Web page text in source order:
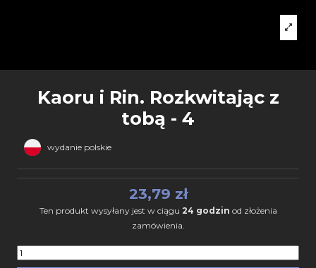
Kaoru i Rin. Rozkwitając z
tobą - 4
wydanie polskie
23,79 zł
Ten produkt wysyłany jest w ciągu 24 godzin od złożenia
zamówienia.